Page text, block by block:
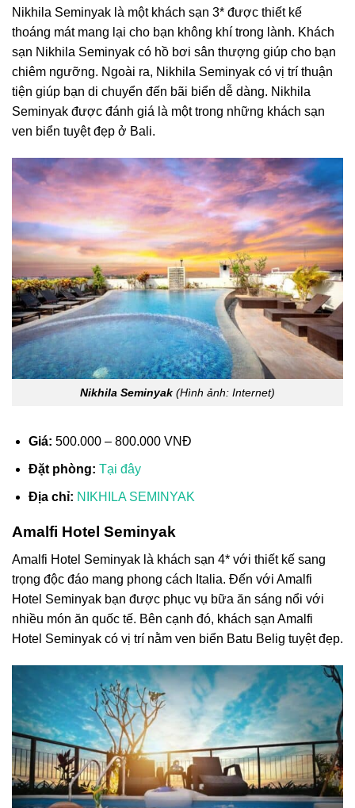
Nikhila Seminyak là một khách sạn 3* được thiết kế
thoáng mát mang lại cho bạn không khí trong lành. Khách
sạn Nikhila Seminyak có hồ bơi sân thượng giúp cho bạn
chiêm ngưỡng. Ngoài ra, Nikhila Seminyak có vị trí thuận
tiện giúp bạn di chuyển đến bãi biển dễ dàng. Nikhila
Seminyak được đánh giá là một trong những khách sạn
ven biển tuyệt đẹp ở Bali.
Nikhila Seminyak (Hình ảnh: Internet)
Giá: 500.000 – 800.000 VNĐ
Đặt phòng: Tại đây
Địa chỉ: NIKHILA SEMINYAK
Amalfi Hotel Seminyak
Amalfi Hotel Seminyak là khách sạn 4* với thiết kế sang
trọng độc đáo mang phong cách Italia. Đến với Amalfi
Hotel Seminyak bạn được phục vụ bữa ăn sáng nổi với
nhiều món ăn quốc tế. Bên cạnh đó, khách sạn Amalfi
Hotel Seminyak có vị trí nằm ven biển Batu Belig tuyệt đẹp.